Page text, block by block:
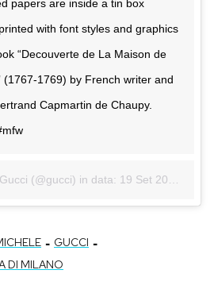
papers are inside a tin box
with font styles and graphics
“Decouverte de La Maison de
(1767-1769) by French writer and
Capmartin de Chaupy.
(@gucci) in data: 19 Set 2017 alle ore 06:16 PDT
- GUCCI -
DI MILANO